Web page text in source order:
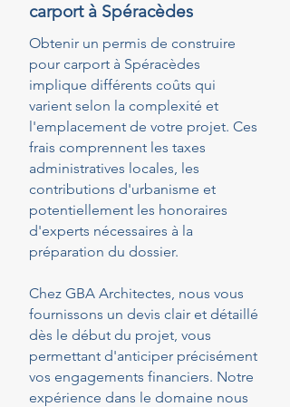
carport à Spéracèdes
Obtenir un permis de construire
pour carport à Spéracèdes
implique différents coûts qui
varient selon la complexité et
l'emplacement de votre projet. Ces
frais comprennent les taxes
administratives locales, les
contributions d'urbanisme et
potentiellement les honoraires
d'experts nécessaires à la
préparation du dossier.
Chez GBA Architectes, nous vous
fournissons un devis clair et détaillé
dès le début du projet, vous
permettant d'anticiper précisément
vos engagements financiers. Notre
expérience dans le domaine nous